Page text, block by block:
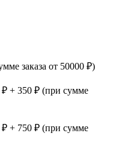
заказа от 50000 ₽)
+ 350 ₽ (при сумме
+ 750 ₽ (при сумме